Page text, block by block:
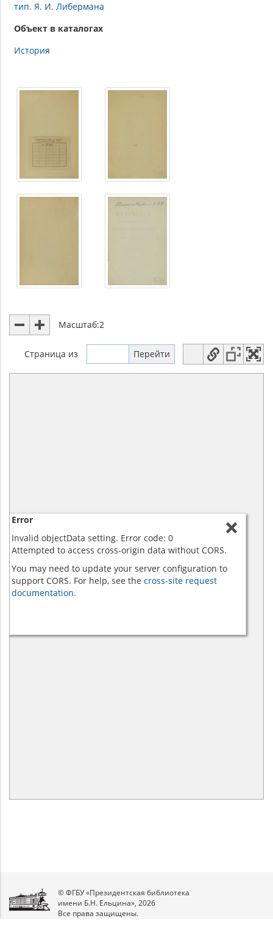
тип. Я. И. Либермана
Объект в каталогах
История
Масштаб:2
Страница из
Error
Invalid objectData setting. Error code: 0
Attempted to access cross-origin data without CORS.
You may need to update your server configuration to
support CORS. For help, see the cross-site request
documentation.
© ФГБУ «Президентская библиотека
имени Б.Н. Ельцина», 2026
Все права защищены.